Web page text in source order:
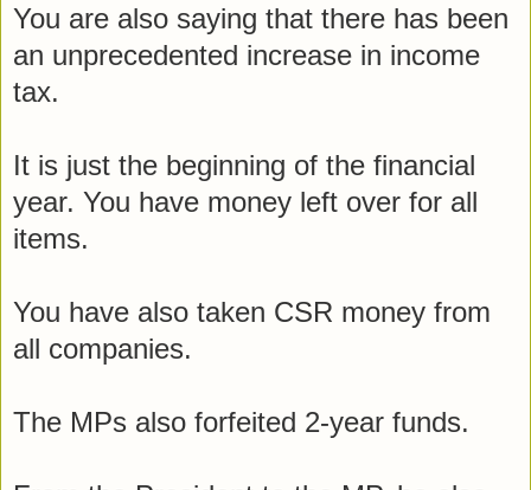
You are also saying that there has been
an unprecedented increase in income
tax.
It is just the beginning of the financial
year. You have money left over for all
items.
You have also taken CSR money from
all companies.
The MPs also forfeited 2-year funds.